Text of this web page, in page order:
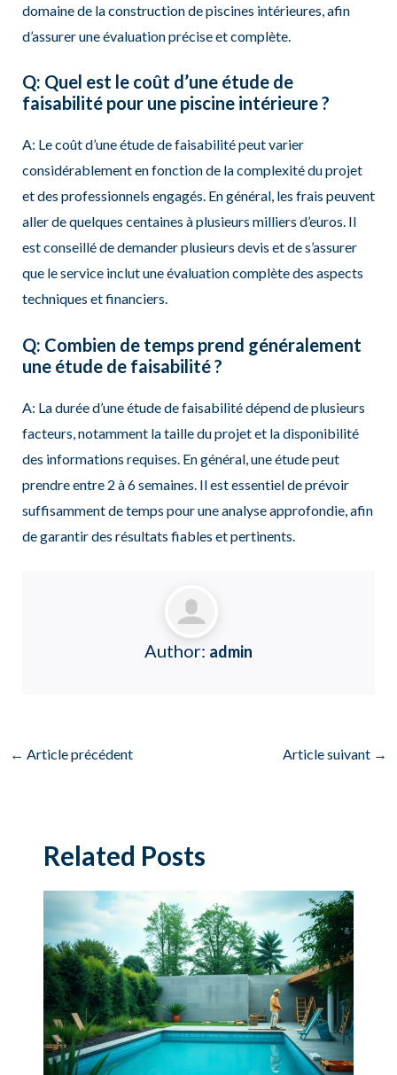
domaine de la construction de piscines intérieures, afin
d’assurer une évaluation précise et complète.
Q: Quel est le coût d’une étude de
faisabilité pour une piscine intérieure ?
A: Le coût d’une étude de faisabilité peut varier
considérablement en fonction de la complexité du projet
et des professionnels engagés. En général, les frais peuvent
aller de quelques centaines à plusieurs milliers d’euros. Il
est conseillé de demander plusieurs devis et de s’assurer
que le service inclut une évaluation complète des aspects
techniques et financiers.
Q: Combien de temps prend généralement
une étude de faisabilité ?
A: La durée d’une étude de faisabilité dépend de plusieurs
facteurs, notamment la taille du projet et la disponibilité
des informations requises. En général, une étude peut
prendre entre 2 à 6 semaines. Il est essentiel de prévoir
suffisamment de temps pour une analyse approfondie, afin
de garantir des résultats fiables et pertinents.
Author: admin
← Article précédent Article suivant →
Related Posts